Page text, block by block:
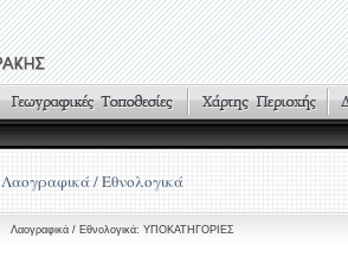
Λαογραφικά / Εθνολογικά
Λαογραφικά / Εθνολογικά: ΥΠΟΚΑΤΗΓΟΡΙΕΣ